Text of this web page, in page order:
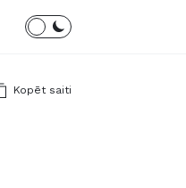
Kopēt saiti